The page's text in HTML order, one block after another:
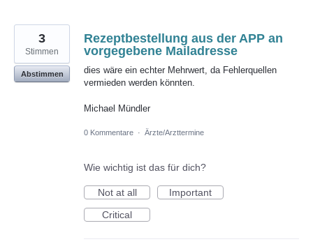
Rezeptbestellung aus der APP an
vorgegebene Mailadresse
dies wäre ein echter Mehrwert, da Fehlerquellen
vermieden werden könnten.
Michael Mündler
3
Stimmen
Abstimmen
0 Kommentare · Ärzte/Arzttermine
Wie wichtig ist das für dich?
Not at all
Important
Critical